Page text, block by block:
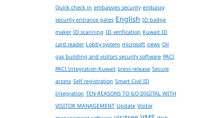
Quick check inembassies securityembassy
security entrance gatesEnglishID badge
makerID scanning ID verificationKuwait ID
card readerLobby systemmicrosoftnewsOil
gas building and visitors security softwarePACI
PACI Integration Kuwaitpress releaseSecure
accessSelf registrationSmart Civil ID
IntegrationTEN REASONS TO GO DIGITAL WITH
VISITOR MANAGEMENTUpdateVisitor